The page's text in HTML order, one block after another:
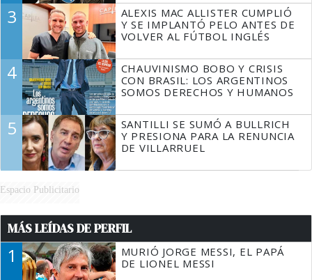
3
ALEXIS MAC ALLISTER CUMPLIÓ
Y SE IMPLANTÓ PELO ANTES DE
VOLVER AL FÚTBOL INGLÉS
4
CHAUVINISMO BOBO Y CRISIS
CON BRASIL: LOS ARGENTINOS
SOMOS DERECHOS Y HUMANOS
5
SANTILLI SE SUMÓ A BULLRICH
Y PRESIONA PARA LA RENUNCIA
DE VILLARRUEL
Espacio Publicitario
MÁS LEÍDAS DE PERFIL
1
MURIÓ JORGE MESSI, EL PAPÁ
DE LIONEL MESSI